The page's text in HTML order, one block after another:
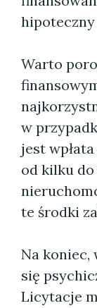
Warto
w
jest
od kilku
te środki
Na
się
Licytacje